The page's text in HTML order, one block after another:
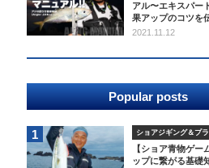
アル〜エキスパー
果アップのコツを
2021.11.12
Popular posts
1 ショアジギング＆プ
【ショア青物ゲー
ップに繋がる基礎